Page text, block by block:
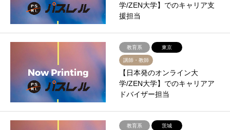
学/ZEN大学】でのキャリア支
援担当
教育系 東京
講師・教師
【日本発のオンライン大
学/ZEN大学】でのキャリアア
ドバイザー担当
教育系 茨城